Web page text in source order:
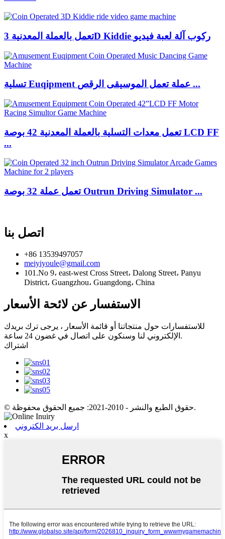
تعمل بالعملة المعدنية 3D Kiddie ركوب آلة لعبة فيديو
تسلية Euqipment عملة تعمل الموسيقى الرقص ...
تعمل معدات التسلية بالعملة المعدنية 42 بوصة LCD FF
...
تعمل عملة 32 بوصة Outrun Driving Simulator ...
اتصل بنا
+86 13539497057
meiyiyoule@gmail.com
101.No 9، east-west Cross Street، Dalong Street، Panyu
District، Guangzhou، Guangdong، China
الاستفسار عن لائحة الأسعار
للاستفسارات حول منتجاتنا أو قائمة الأسعار ، يرجى ترك بريدك
الإلكتروني لنا وسنكون على اتصال في غضون 24 ساعة.
اشتراك
© حقوق الطبع والنشر - 2010-2021: جميع الحقوق محفوظة.
ارسل بريد الكتروني
x